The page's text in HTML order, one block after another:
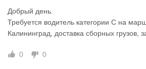
Добрый день.
Требуется водитель категории С на
Калининград, доставка сборных грузов,
0 0